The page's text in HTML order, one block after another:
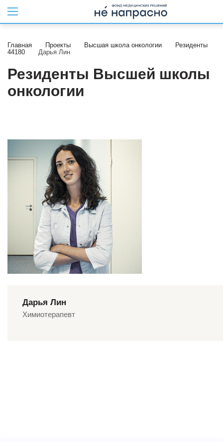
Главная Проекты Высшая школа онкологии
Резиденты
44180
Дарья Лин
Резиденты Высшей школы
онкологии
Дарья Лин
Химиотерапевт